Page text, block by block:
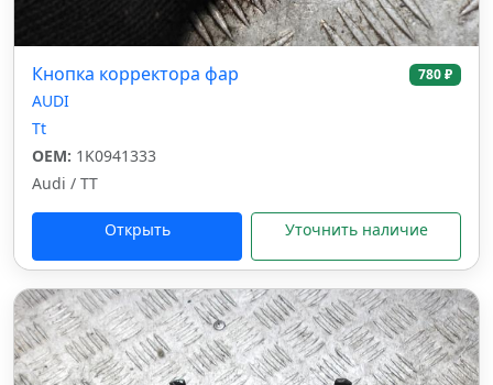
Кнопка корректора фар 780 ₽
AUDI
Tt
OEM: 1K0941333
Audi / TT
Открыть Уточнить наличие